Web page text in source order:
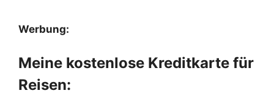
Werbung:
Meine kostenlose Kreditkarte für
Reisen: